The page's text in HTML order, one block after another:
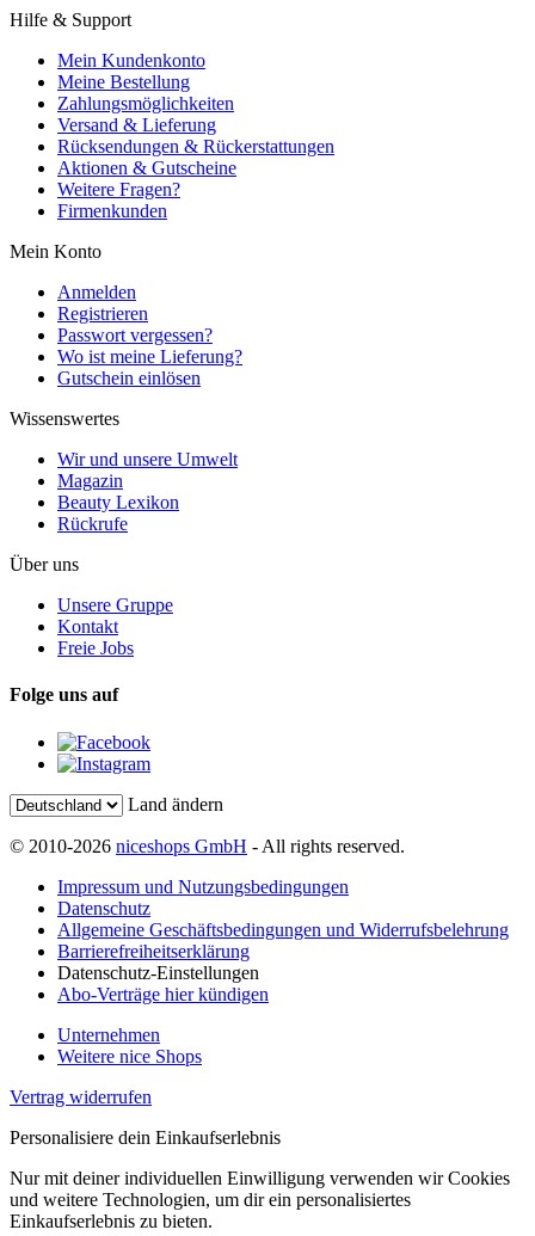
Hilfe & Support
Mein Kundenkonto
Meine Bestellung
Zahlungsmöglichkeiten
Versand & Lieferung
Rücksendungen & Rückerstattungen
Aktionen & Gutscheine
Weitere Fragen?
Firmenkunden
Mein Konto
Anmelden
Registrieren
Passwort vergessen?
Wo ist meine Lieferung?
Gutschein einlösen
Wissenswertes
Wir und unsere Umwelt
Magazin
Beauty Lexikon
Rückrufe
Über uns
Unsere Gruppe
Kontakt
Freie Jobs
Folge uns auf
Land ändern
© 2010-2026 niceshops GmbH - All rights reserved.
Impressum und Nutzungsbedingungen
Datenschutz
Allgemeine Geschäftsbedingungen und Widerrufsbelehrung
Barrierefreiheitserklärung
Datenschutz-Einstellungen
Abo-Verträge hier kündigen
Unternehmen
Weitere nice Shops
Vertrag widerrufen
Personalisiere dein Einkaufserlebnis
Nur mit deiner individuellen Einwilligung verwenden wir Cookies
und weitere Technologien, um dir ein personalisiertes
Einkaufserlebnis zu bieten.